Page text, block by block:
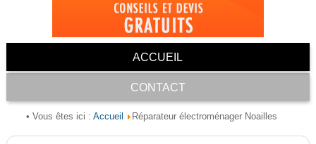
ACCUEIL
CONTACT
• Vous êtes ici : Accueil Réparateur électroménager Noailles